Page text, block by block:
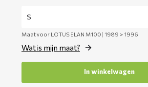
Maat voor LOTUS ELAN M100 | 1989 > 1996
Wat is mijn maat?
In winkelwagen